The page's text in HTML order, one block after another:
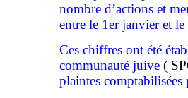
nombre d’actions et
entre le 1er janvier et
Ces chiffres ont été
communauté juive (
plaintes